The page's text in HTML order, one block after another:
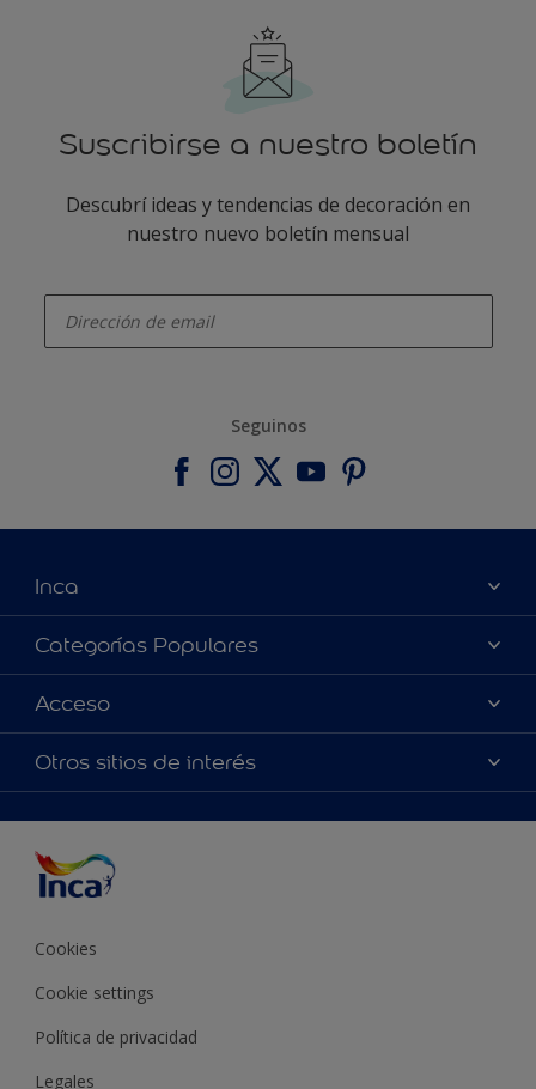
Suscribirse a nuestro boletín
Descubrí ideas y tendencias de decoración en
nuestro nuevo boletín mensual
Seguinos
Inca
Acerca de Inca
Contactanos
Encontrá un distribuidor Inca
Categorías Populares
Colores
Productos
Inspiración
Acceso
Accesibilidad
Precisión del color
Otros sitios de interés
Cookies
Cookie settings
Política de privacidad
Legales